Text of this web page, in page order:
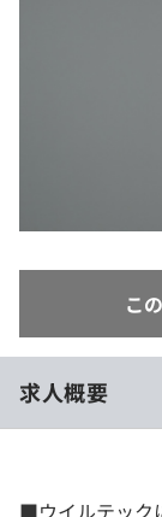
学校向けプラン
こ
求人概要